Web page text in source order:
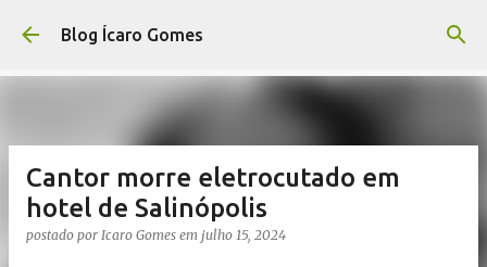
Pular para o conteúdo principal
Blog Ícaro Gomes
Cantor morre eletrocutado em
hotel de Salinópolis
postado por Icaro Gomes em julho 15, 2024